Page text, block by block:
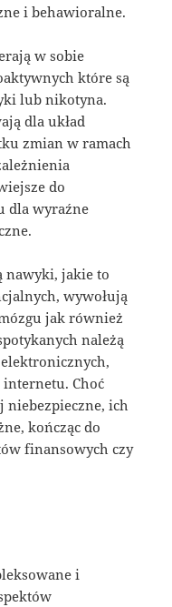
i behawioralne.
w sobie
które są
lub nikotyna.
dla układ
zmian w ramach
do
dla wyraźne
nawyki, jakie to
wywołują
jak również
należą
Choć
niebezpieczne, ich
kończąc do
finansowych czy
i